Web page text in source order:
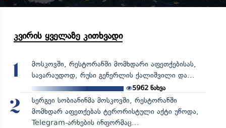
კვირის ყველაზე კითხვადი
1
მოსკოვში, რესტორანში მომხდარი აფეთქებისას,
სავარაუდოდ, რუსი გენერლის ქალიშვილი და...
5962 ნახვა
2
სერგეი სობიანინმა მოსკოვში, რესტორანში
მომხდარ აფეთქებას ტერორისტული აქტი უწოდა,
Telegram-არხების ინფორმაც...